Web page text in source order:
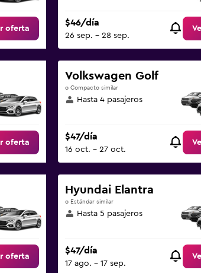
oferta
$46/día
26 sep. - 28 sep.
oferta
Volkswagen Golf
o Compacto similar
Hasta 4 pasajeros
$47/día
16 oct. - 27 oct.
oferta
Hyundai Elantra
o Estándar similar
Hasta 5 pasajeros
$47/día
17 ago. - 17 sep.